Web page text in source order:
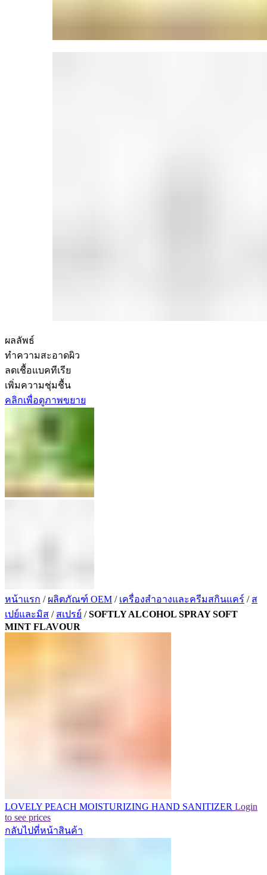
ผลลัพธ์
ทำความสะอาดผิว
ลดเชื้อแบคทีเรีย
เพิ่มความชุ่มชื้น
คลิกเพื่อดูภาพขยาย
หน้าแรก / ผลิตภัณฑ์ OEM / เครื่องสำอางและครีมสกินแคร์ / ส
เปย์และมิส / สเปรย์ /SOFTLY ALCOHOL SPRAY SOFT
MINT FLAVOUR
LOVELY PEACH MOISTURIZING HAND SANITIZER Login
to see prices
กลับไปที่หน้าสินค้า